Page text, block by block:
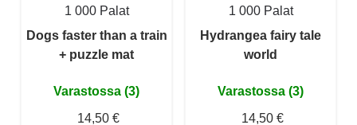
1 000 Palat
Dogs faster than a train
+ puzzle mat
Varastossa (3)
14,50 €
1 000 Palat
Hydrangea fairy tale
world
Varastossa (3)
14,50 €